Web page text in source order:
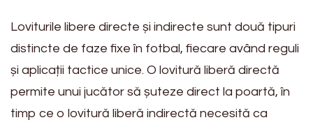
Loviturile libere directe și indirecte sunt două tipuri
distincte de faze fixe în fotbal, fiecare având reguli
și aplicații tactice unice. O lovitură liberă directă
permite unui jucător să șuteze direct la poartă, în
timp ce o lovitură liberă indirectă necesită ca